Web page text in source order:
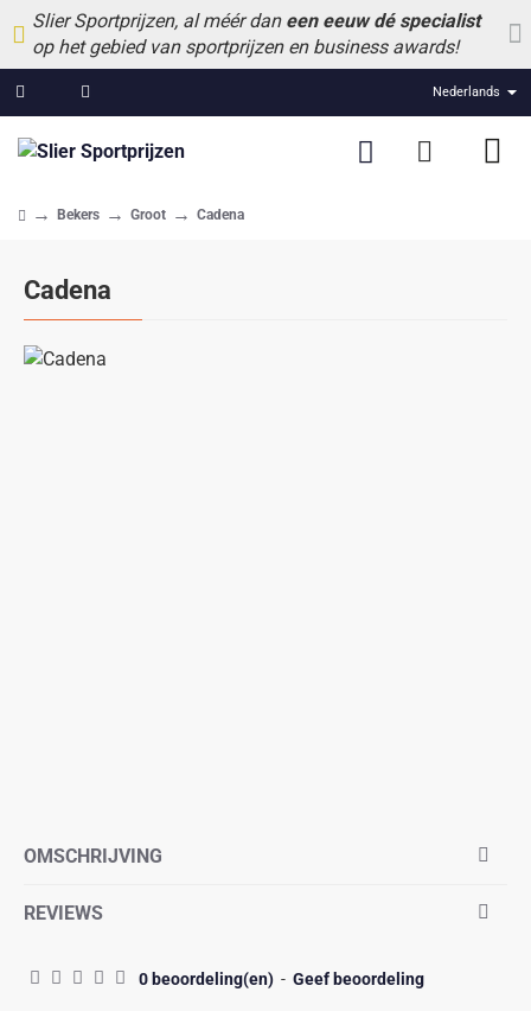
Slier Sportprijzen, al méér dan een eeuw dé specialist
op het gebied van sportprijzen en business awards!
Nederlands
Cadena
Bekers Groot Cadena
OMSCHRIJVING
REVIEWS
0 beoordeling(en) - Geef beoordeling